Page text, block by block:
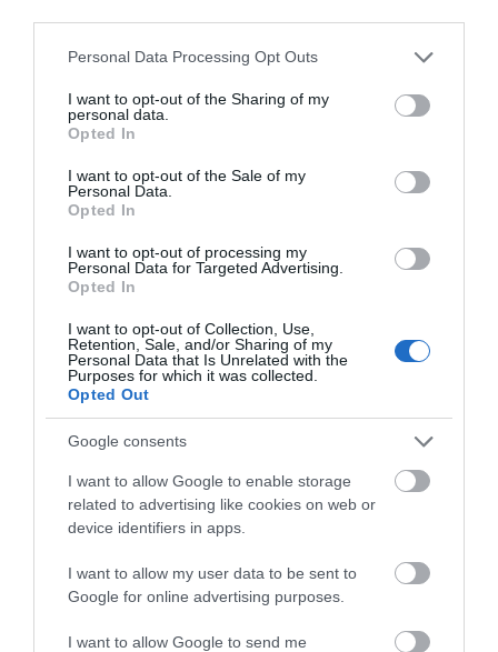
Please note that this website/app uses one or more Google
not limited to your visit or usage behaviour. You may click to
grant or deny consent to Google and its third-party tags to
use your data for below specified purposes in below Google
consent section.
Personal Data Processing Opt Outs
I want to opt-out of the Sharing of my
personal data.
Opted In
I want to opt-out of the Sale of my
Personal Data.
Opted In
I want to opt-out of processing my
Personal Data for Targeted Advertising.
Opted In
I want to opt-out of Collection, Use,
Retention, Sale, and/or Sharing of my
Personal Data that Is Unrelated with the
Purposes for which it was collected.
Opted Out
Google consents
I want to allow Google to enable storage
related to advertising like cookies on web or
device identifiers in apps.
I want to allow my user data to be sent to
Google for online advertising purposes.
I want to allow Google to send me
σπουδαστές: Οι δικαιούχοι
στα δικαστήρια για τις
ανεμογεννήτριες
07.08.2026 | 18:40
Τραγική κατάληξη είχε η
θαλάσσια εκδρομή για 57χρονο
07.08.2026 | 18:20
Τραγωδία στην Εύβοια:
Άνδρας ανασύρθηκε
από τη θάλασσα
Ανακοινώθηκαν νέες